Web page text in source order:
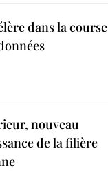
dans la course
nouveau
de la filière